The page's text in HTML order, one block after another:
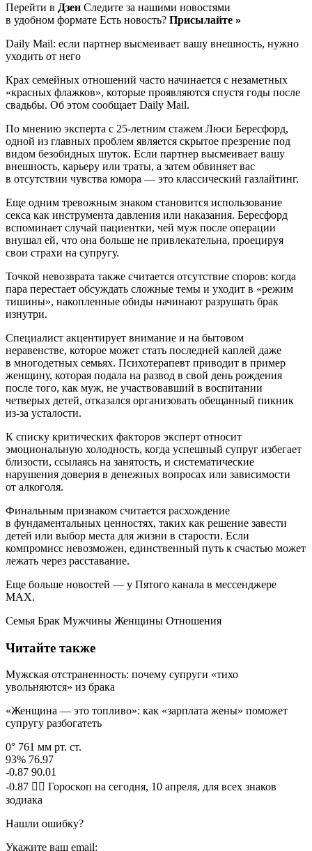
Перейти в Дзен Следите за нашими новостями
в удобном формате Есть новость? Присылайте »
Daily Mail: если партнер высмеивает вашу внешность, нужно
уходить от него
Крах семейных отношений часто начинается с незаметных
«красных флажков», которые проявляются спустя годы после
свадьбы. Об этом сообщает Daily Mail.
По мнению эксперта с 25-летним стажем Люси Бересфорд,
одной из главных проблем является скрытое презрение под
видом безобидных шуток. Если партнер высмеивает вашу
внешность, карьеру или траты, а затем обвиняет вас
в отсутствии чувства юмора — это классический газлайтинг.
Еще одним тревожным знаком становится использование
секса как инструмента давления или наказания. Бересфорд
вспоминает случай пациентки, чей муж после операции
внушал ей, что она больше не привлекательна, проецируя
свои страхи на супругу.
Точкой невозврата также считается отсутствие споров: когда
пара перестает обсуждать сложные темы и уходит в «режим
тишины», накопленные обиды начинают разрушать брак
изнутри.
Специалист акцентирует внимание и на бытовом
неравенстве, которое может стать последней каплей даже
в многодетных семьях. Психотерапевт приводит в пример
женщину, которая подала на развод в свой день рождения
после того, как муж, не участвовавший в воспитании
четверых детей, отказался организовать обещанный пикник
из-за усталости.
К списку критических факторов эксперт относит
эмоциональную холодность, когда успешный супруг избегает
близости, ссылаясь на занятость, и систематические
нарушения доверия в денежных вопросах или зависимости
от алкоголя.
Финальным признаком считается расхождение
в фундаментальных ценностях, таких как решение завести
детей или выбор места для жизни в старости. Если
компромисс невозможен, единственный путь к счастью может
лежать через расставание.
Еще больше новостей — у Пятого канала в мессенджере
MAX.
Семья Брак Мужчины Женщины Отношения
Читайте также
Мужская отстраненность: почему супруги «тихо
увольняются» из брака
«Женщина — это топливо»: как «зарплата жены» поможет
супругу разбогатеть
0° 761 мм рт. ст.
93% 76.97
-0.87 90.01
-0.87 🧙‍♀ Гороскоп на сегодня, 10 апреля, для всех знаков
зодиака
Нашли ошибку?
Укажите ваш email: